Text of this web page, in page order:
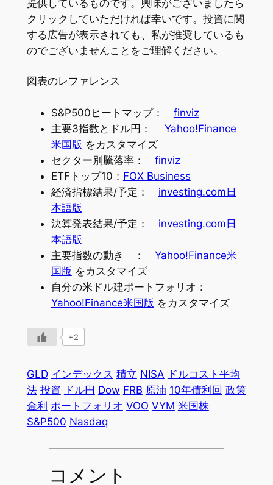
提供しているものです。興味がございましたら
クリックしていただければ幸いです。投資に関
する広告が表示されても、私が推奨しているも
のでございませんことをご理解ください。
図表のレファレンス
S&P500ヒートマップ： finviz
主要3指数とドル円： Yahoo!Finance
米国版 をカスタマイズ
セクター別騰落率： finviz
ETFトップ10： FOX Business
経済指標結果/予定： investing.com日
本語版
決算発表結果/予定： investing.com日
本語版
主要指数の動き ： Yahoo!Finance米
国版 をカスタマイズ
自分の米ドル建ポートフォリオ：
Yahoo!Finance米国版 をカスタマイズ
+2
GLD インデックス 積立 NISA ドルコスト平均
法 投資 ドル円 Dow FRB 原油 10年債利回 政策
金利 ポートフォリオ VOO VYM 米国株
S&P500 Nasdaq
コメント